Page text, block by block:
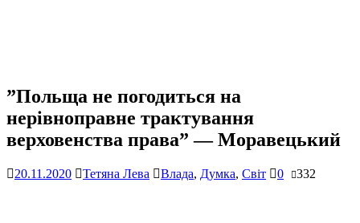
”Польща не погодиться на
нерівноправне трактування
верховенства права” — Моравецький
20.11.2020 Тетяна Лева Влада, Думка, Світ 0 332